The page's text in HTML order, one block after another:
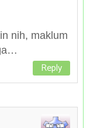
nih, maklum
Reply